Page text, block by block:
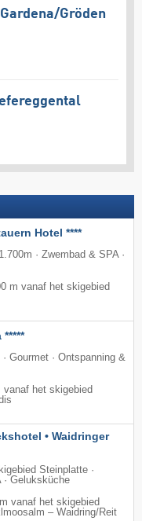
​Gröden
Hotel ****
· Zwembad & SPA ·
m vanaf het skigebied
Gourmet · Ontspanning &
vanaf het skigebied
• Waidringer
Steinplatte ·
Geluksküche
vanaf het skigebied
– Waidring/​Reit